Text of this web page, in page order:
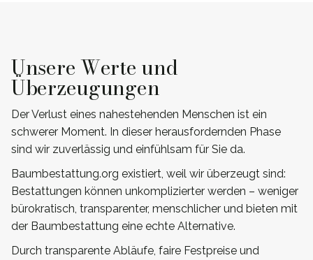
Unsere Werte und
Überzeugungen
Der Verlust eines nahestehenden Menschen ist ein
schwerer Moment. In dieser herausfordernden Phase
sind wir zuverlässig und einfühlsam für Sie da.
Baumbestattung.org existiert, weil wir überzeugt sind:
Bestattungen können unkomplizierter werden – weniger
bürokratisch, transparenter, menschlicher und bieten mit
der Baumbestattung eine echte Alternative.
Durch transparente Abläufe, faire Festpreise und